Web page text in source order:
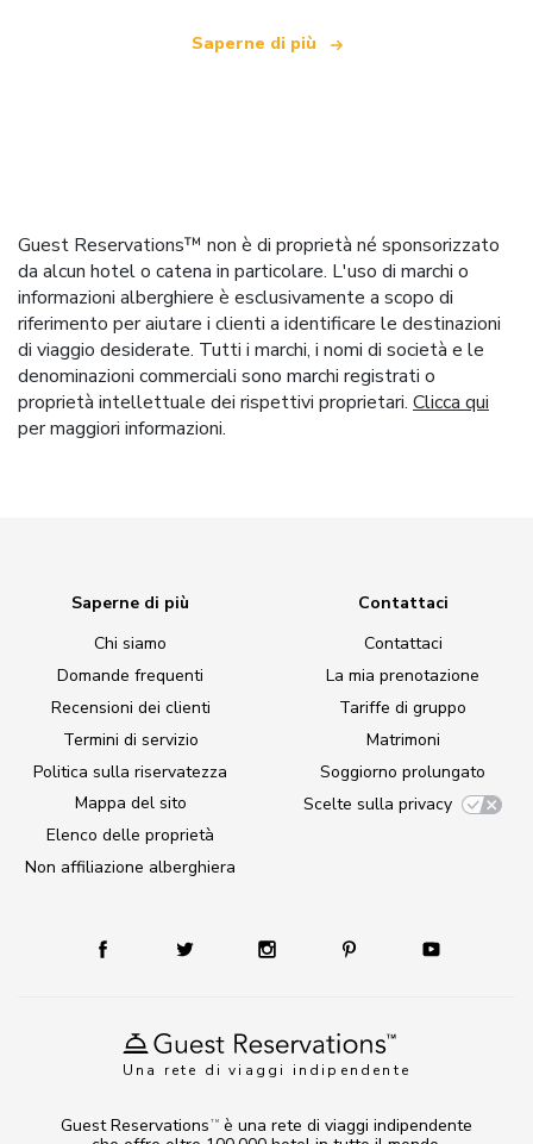
Saperne di più
Guest Reservations™ non è di proprietà né sponsorizzato
da alcun hotel o catena in particolare. L'uso di marchi o
informazioni alberghiere è esclusivamente a scopo di
riferimento per aiutare i clienti a identificare le destinazioni
di viaggio desiderate. Tutti i marchi, i nomi di società e le
denominazioni commerciali sono marchi registrati o
proprietà intellettuale dei rispettivi proprietari. Clicca qui
per maggiori informazioni.
Una rete di viaggi indipendente
Saperne di più
Chi siamo
Domande frequenti
Recensioni dei clienti
Termini di servizio
Politica sulla riservatezza
Mappa del sito
Elenco delle proprietà
Non affiliazione alberghiera
Contattaci
Contattaci
La mia prenotazione
Tariffe di gruppo
Matrimoni
Soggiorno prolungato
Scelte sulla privacy
Guest Reservations TM
è una rete di viaggi indipendente